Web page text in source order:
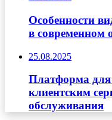
Особенности
в современном
25.08.2025
Платформа для
клиентским
обслуживания